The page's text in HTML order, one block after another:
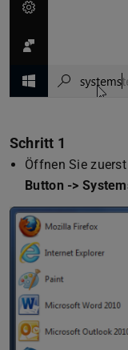
Schritt 1
Öffnen Sie
Button ->